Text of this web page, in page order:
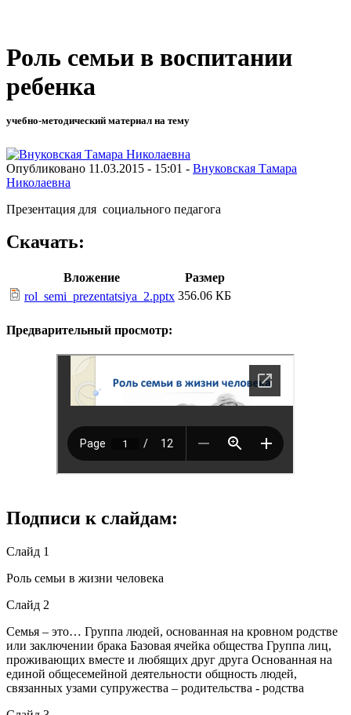
Роль семьи в воспитании
ребенка
учебно-методический материал на тему
Опубликовано 11.03.2015 - 15:01 - Внуковская Тамара
Николаевна
Презентация для социального педагога
Скачать:
Вложение
Размер
rol_semi_prezentatsiya_2.pptx 356.06 КБ
Предварительный просмотр:
Подписи к слайдам:
Слайд 1
Роль семьи в жизни человека
Слайд 2
Семья – это… Группа людей, основанная на кровном родстве
или заключении брака Базовая ячейка общества Группа лиц,
проживающих вместе и любящих друг друга Основанная на
единой общесемейной деятельности общность людей,
связанных узами супружества – родительства - родства